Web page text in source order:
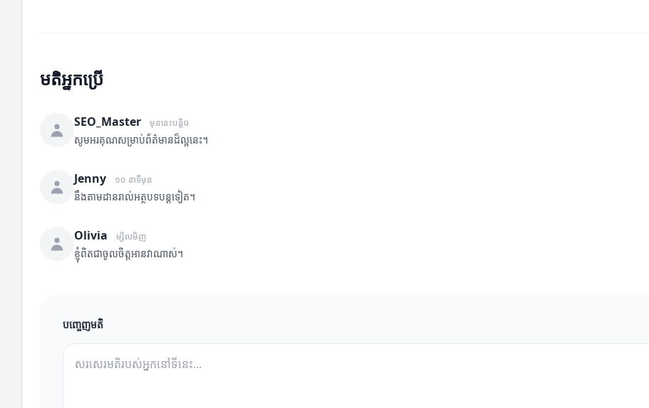
មតិអ្នកប្រើ
SEO_Master មុននេះបន្តិច
សូមអរគុណសម្រាប់ព័ត៌មានដ៏ល្អនេះ។
Jenny ១០ នាទីមុន
នឹងតាមដានរាល់អត្ថបទបន្តទៀត។
Olivia ម្សិលមិញ
ខ្ញុំពិតជាចូលចិត្តអានវាណាស់។
បញ្ចេញមតិ